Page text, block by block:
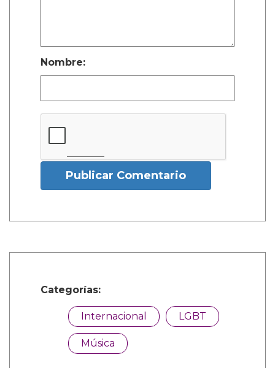
Nombre:
Publicar Comentario
Categorías:
Internacional LGBT
Música